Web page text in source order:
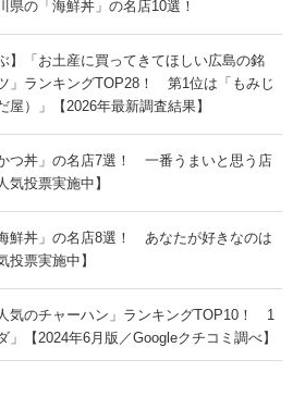
の「海鮮丼」の名店10選！
】「お土産に買ってきてほしい広島の銘
」ランキングTOP28！ 第1位は「もみじ
屋）」【2026年最新調査結果】
つ丼」の名店7選！ 一番うまいと思う店
気投票実施中】
鮮丼」の名店8選！ あなたが好きなのは
投票実施中】
気のチャーハン」ランキングTOP10！ 1
」【2024年6月版／Googleクチコミ調べ】